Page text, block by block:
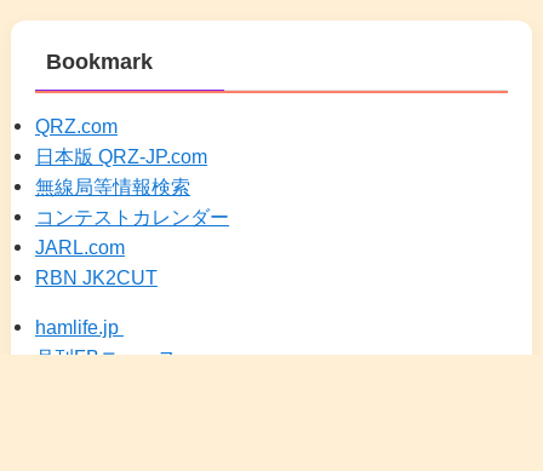
Bookmark
QRZ.com
日本版 QRZ-JP.com
無線局等情報検索
コンテストカレンダー
JARL.com
RBN JK2CUT
hamlife.jp
月刊FBニュース